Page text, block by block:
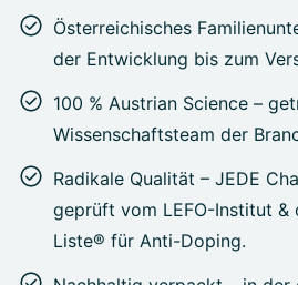
Österreichisches
der Entwicklung bis zum
100 % Austrian Science –
Wissenschaftsteam der
Radikale Qualität – JEDE
geprüft vom LEFO-Institut &
Liste® für Anti-Doping.